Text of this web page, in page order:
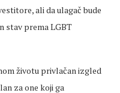
ali da ulagač bude
stav prema LGBT
životu privlačan izgled
za one koji ga